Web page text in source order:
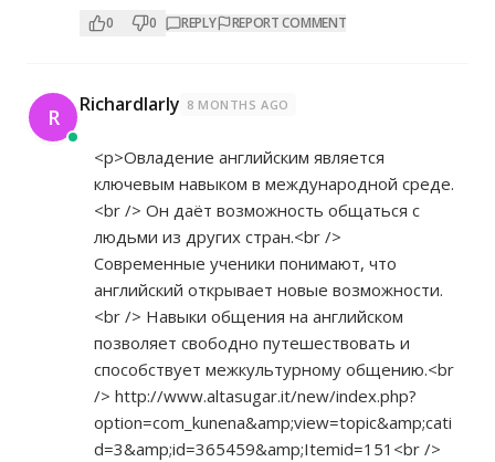
0 0 REPLY REPORT COMMENT
R Richardlarly 8 MONTHS AGO
<p>Овладение английским является
ключевым навыком в международной среде.
<br /> Он даёт возможность общаться с
людьми из других стран.<br />
Современные ученики понимают, что
английский открывает новые возможности.
<br /> Навыки общения на английском
позволяет свободно путешествовать и
способствует межкультурному общению.<br
/> http://www.altasugar.it/new/index.php?
option=com_kunena&amp;view=topic&amp;cati
d=3&amp;id=365459&amp;Itemid=151<br />